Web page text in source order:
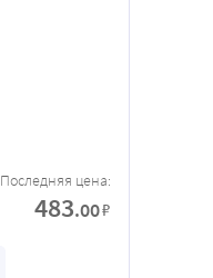
Последняя цена:
483.00₽